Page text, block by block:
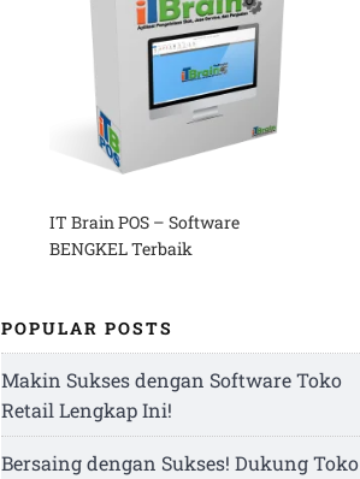
IT Brain POS – Software
BENGKEL Terbaik
POPULAR POSTS
Makin Sukses dengan Software Toko
Retail Lengkap Ini!
Bersaing dengan Sukses! Dukung Toko